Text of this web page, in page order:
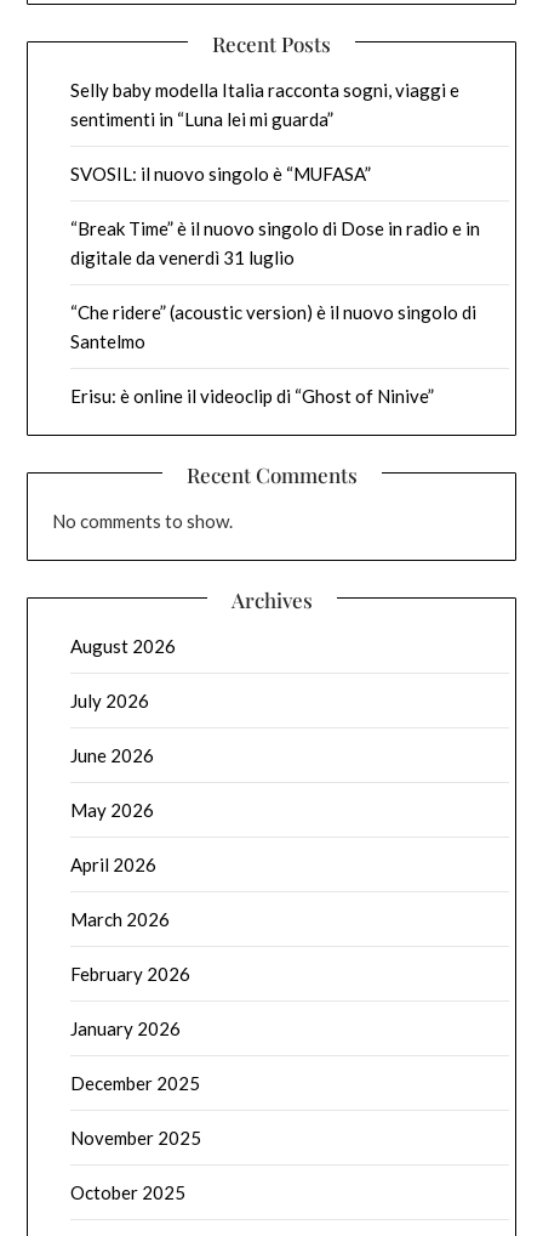
Recent Posts
Selly baby modella Italia racconta sogni, viaggi e
sentimenti in “Luna lei mi guarda”
SVOSIL: il nuovo singolo è “MUFASA”
“Break Time” è il nuovo singolo di Dose in radio e in
digitale da venerdì 31 luglio
“Che ridere” (acoustic version) è il nuovo singolo di
Santelmo
Erisu: è online il videoclip di “Ghost of Ninive”
Recent Comments
No comments to show.
Archives
August 2026
July 2026
June 2026
May 2026
April 2026
March 2026
February 2026
January 2026
December 2025
November 2025
October 2025